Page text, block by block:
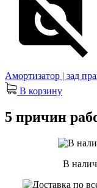
Амортизатор | зад
В корзину
5 причин
В